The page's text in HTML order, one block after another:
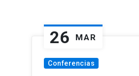
26 MAR
Conferencias